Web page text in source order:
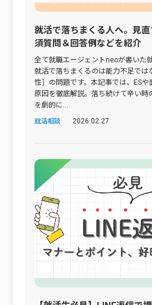
就活で落ちまくる人へ。見
須質問＆回答例などを紹介
全て就職エージェントneoが書いた
就活で落ちまくるのは能力不足では
性］の問題です。本記事では、ESや
原因を徹底解説。落ち続けて辛い時
を劇的に...
就活相談 2026.02.27